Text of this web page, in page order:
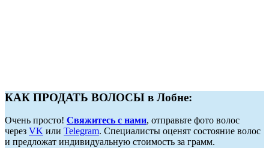
КАК ПРОДАТЬ ВОЛОСЫ в Лобне:
Очень просто! Свяжитесь с нами, отправьте фото волос
через VK или Telegram. Специалисты оценят состояние волос
и предложат индивидуальную стоимость за грамм.